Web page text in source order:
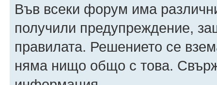
Във всеки форум има
получили предупреждение,
правилата. Решението се
няма нищо общо с това.